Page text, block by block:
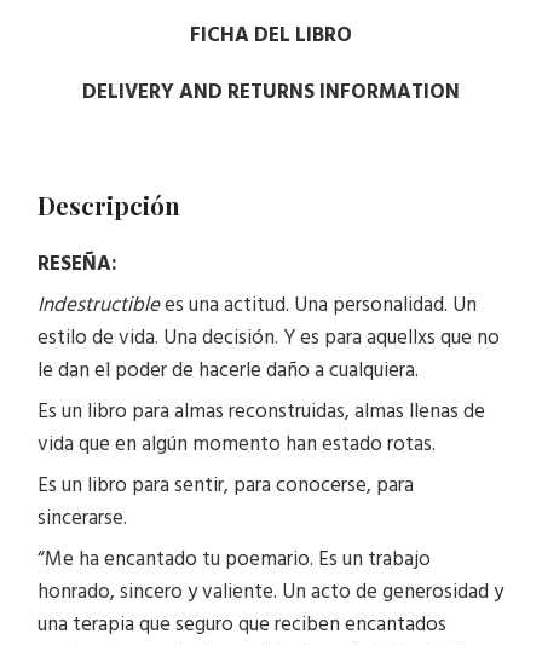
FICHA DEL LIBRO
DELIVERY AND RETURNS INFORMATION
Descripción
RESEÑA:
Indestructiblees una actitud. Una personalidad. Un
estilo de vida. Una decisión. Y es para aquellxs que no
le dan el poder de hacerle daño a cualquiera.
Es un libro para almas reconstruidas, almas llenas de
vida que en algún momento han estado rotas.
Es un libro para sentir, para conocerse, para
sincerarse.
“Me ha encantado tu poemario. Es un trabajo
honrado, sincero y valiente. Un acto de generosidad y
una terapia que seguro que reciben encantados